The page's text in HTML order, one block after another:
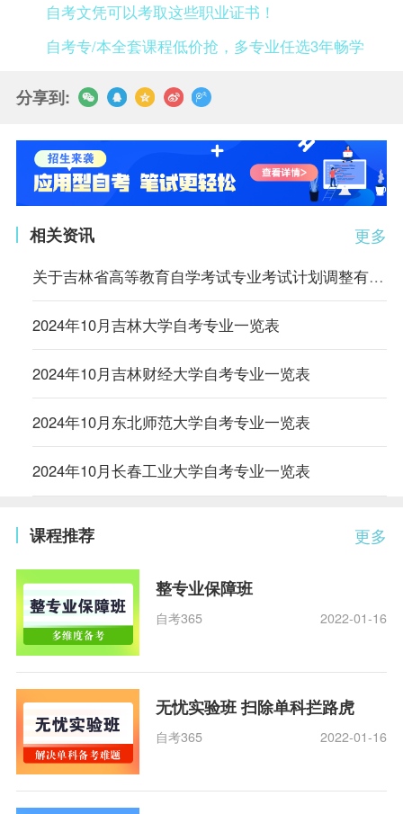
自考文凭可以考取这些职业证书！
自考专/本全套课程低价抢，多专业任选3年畅学
分享到:
更多
相关资讯
关于吉林省高等教育自学考试专业考试计划调整有关事项的通知
2024年10月吉林大学自考专业一览表
2024年10月吉林财经大学自考专业一览表
2024年10月东北师范大学自考专业一览表
2024年10月长春工业大学自考专业一览表
更多
课程推荐
整专业保障班
自考365 2022-01-16
无忧实验班 扫除单科拦路虎
自考365 2022-01-16